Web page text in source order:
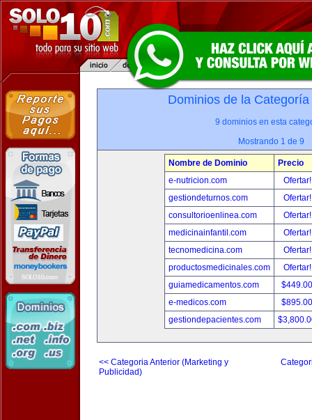
Dominios de la
9 dominios en esta
Mostrando 1 de 9
Nombre de Dominio
Precio
e-nutricion.com
gestiondeturnos.com
consultorioenlinea.com
medicinainfantil.com
tecnomedicina.com
productosmedicinales.com
guiamedicamentos.com
e-medicos.com
gestiondepacientes.com
<< Categoria Anterior (Marketing y
Publicidad)